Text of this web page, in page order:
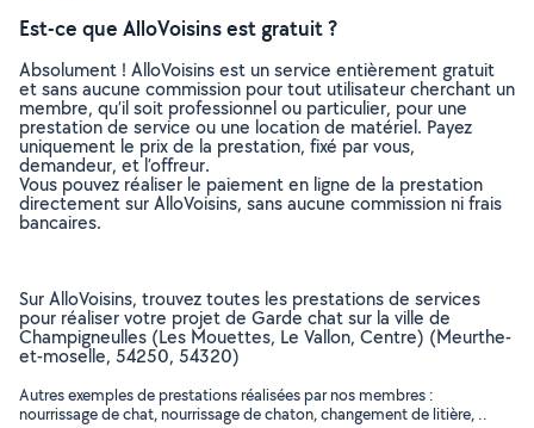
Est-ce que AlloVoisins est gratuit ?
Absolument ! AlloVoisins est un service entièrement gratuit
et sans aucune commission pour tout utilisateur cherchant un
membre, qu’il soit professionnel ou particulier, pour une
prestation de service ou une location de matériel. Payez
uniquement le prix de la prestation, fixé par vous,
demandeur, et l’offreur.
Vous pouvez réaliser le paiement en ligne de la prestation
directement sur AlloVoisins, sans aucune commission ni frais
bancaires.
Sur AlloVoisins, trouvez toutes les prestations de services
pour réaliser votre projet de Garde chat sur la ville de
Champigneulles (Les Mouettes, Le Vallon, Centre) (Meurthe-
et-moselle, 54250, 54320)
Autres exemples de prestations réalisées par nos membres :
nourrissage de chat, nourrissage de chaton, changement de litière, ..